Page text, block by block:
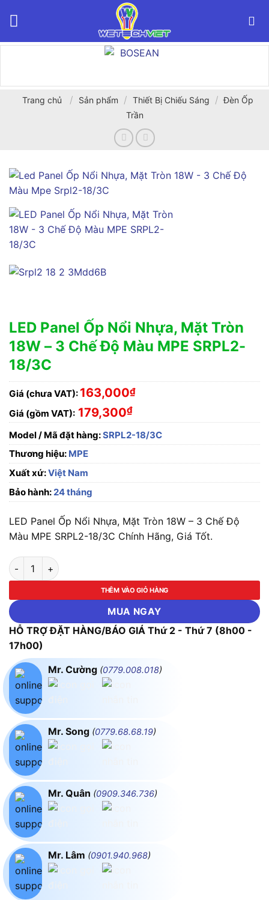
Trang chủ / Sản phẩm / Thiết Bị Chiếu Sáng / Đèn Ốp
Trần
LED Panel Ốp Nổi Nhựa, Mặt Tròn
18W – 3 Chế Độ Màu MPE SRPL2-
18/3C
Giá (chưa VAT): 163,000₫
Giá (gồm VAT): 179,300₫
Model / Mã đặt hàng:SRPL2-18/3C
Thương hiệu: MPE
Xuất xứ:Việt Nam
Bảo hành:24 tháng
LED Panel Ốp Nổi Nhựa, Mặt Tròn 18W – 3 Chế Độ
Màu MPE SRPL2-18/3C Chính Hãng, Giá Tốt.
LED Panel Ốp Nổi Nhựa, Mặt Tròn 18W - 3 Chế Độ Màu MPE
THÊM VÀO GIỎ HÀNG
MUA NGAY
HỖ TRỢ ĐẶT HÀNG/BÁO GIÁ Thứ 2 - Thứ 7 (8h00 -
17h00)
Mr. Cường (0779.008.018)
Mr. Song (0779.68.68.19)
Mr. Quân (0909.346.736)
Mr. Lâm (0901.940.968)